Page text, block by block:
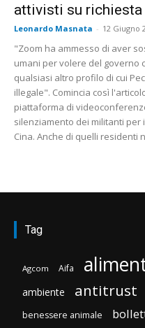
attivisti su richiesta
Leonardo Masnata - 12 Giugno
"Zoom ha ammesso di aver
umani per volere del governo
qualsiasi altro profilo di cui
illegale". Comincia così
piattaforma di
silenziamento dei militanti per
Cina. Anche di quelli residenti
Tag
Agcom Aifa
ambiente antitrust
benessere animale